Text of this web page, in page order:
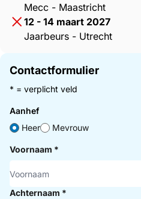
Mecc - Maastricht
12 - 14 maart 2027
Jaarbeurs - Utrecht
Contactformulier
* = verplicht veld
Aanhef
Heer
Mevrouw
Voornaam *
Achternaam *